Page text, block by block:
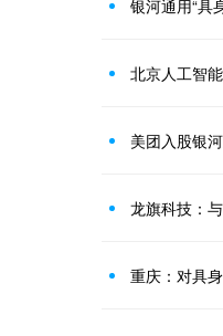
银河通用“具
北京人工智
美团入股银
龙旗科技：
重庆：对具